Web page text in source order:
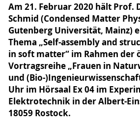
Am 21. Februar 2020 hält Prof.
Schmid (Condensed Matter
Gutenberg Universität, Mainz)
Thema „Self-assembly and
in soft matter“ im Rahmen der
Vortragsreihe „Frauen in
und (Bio-
Uhr im Hörsaal Ex 04 im
Elektrotechnik in der Albert-
18059 Rostock.